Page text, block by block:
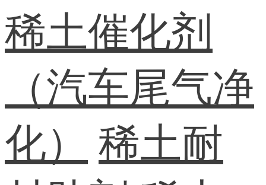
稀土催化剂
（汽车尾气净
化）
稀土耐